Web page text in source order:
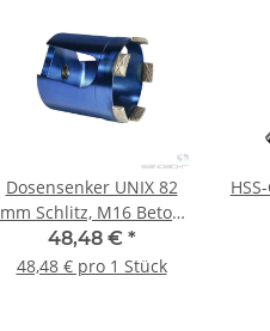
Dosensenker UNIX 82
mm Schlitz, M16 Beton
KS 1 Stück
48,48 € *
48,48 € pro 1 Stück